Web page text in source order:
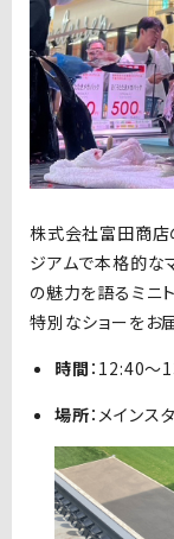
株式会社富田商店
ジアムで本格的な
の魅力を語るミニ
特別なショーをお
時間 ：12:40〜
場所：メインス